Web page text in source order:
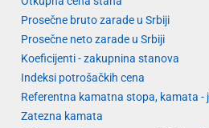
Prosečne bruto zarade u Srbiji
Prosečne neto zarade u Srbiji
Koeficijenti - zakupnina stanova
Indeksi potrošačkih cena
Referentna kamatna stopa, kamata
Zatezna kamata